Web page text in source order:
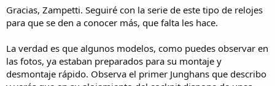
Gracias, Zampetti. Seguiré con la serie de este tipo de relojes
para que se den a conocer más, que falta les hace.
La verdad es que algunos modelos, como puedes observar en
las fotos, ya estaban preparados para su montaje y
desmontaje rápido. Observa el primer Junghans que describo